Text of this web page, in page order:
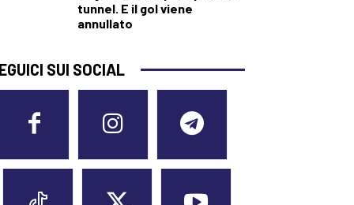
tunnel. E il gol viene
annullato
SUI SOCIAL